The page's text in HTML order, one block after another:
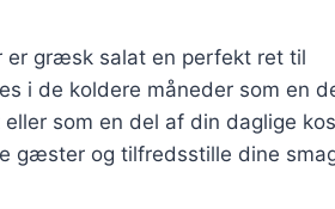
er græsk salat en perfekt ret til
i de koldere måneder som en
som en del af din daglige
gæster og tilfredsstille dine